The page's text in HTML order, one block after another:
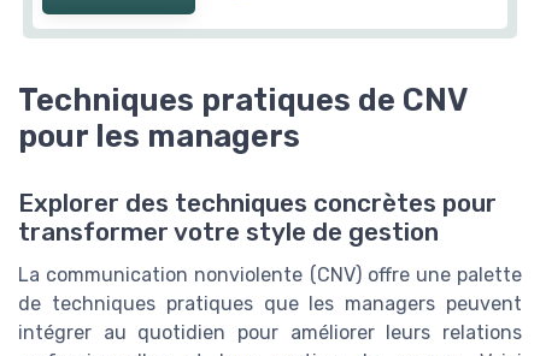
Techniques pratiques de CNV
pour les managers
Explorer des techniques concrètes pour
transformer votre style de gestion
La communication nonviolente (CNV) offre une palette
de techniques pratiques que les managers peuvent
intégrer au quotidien pour améliorer leurs relations